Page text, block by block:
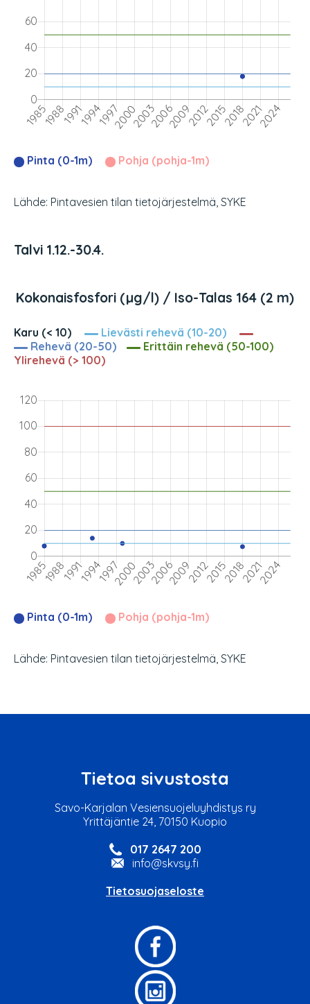
Pinta (0-1m) Pohja (pohja-1m)
Lähde: Pintavesien tilan tietojärjestelmä, SYKE
Talvi 1.12.-30.4.
Kokonaisfosfori (µg/l) / Iso-Talas 164 (2 m)
Karu (< 10)
Lievästi rehevä (10-20)
Rehevä (20-50)
Erittäin rehevä (50-100)
Ylirehevä (> 100)
Pinta (0-1m) Pohja (pohja-1m)
Lähde: Pintavesien tilan tietojärjestelmä, SYKE
Tietoa sivustosta
Savo-Karjalan Vesiensuojeluyhdistys ry
Yrittäjäntie 24, 70150 Kuopio
017 2647 200
info@skvsy.fi
Tietosuojaseloste